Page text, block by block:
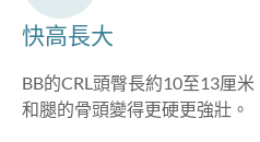
快高長大
BB的CRL頭臀長約10至13厘
和腿的骨頭變得更硬更強壯。